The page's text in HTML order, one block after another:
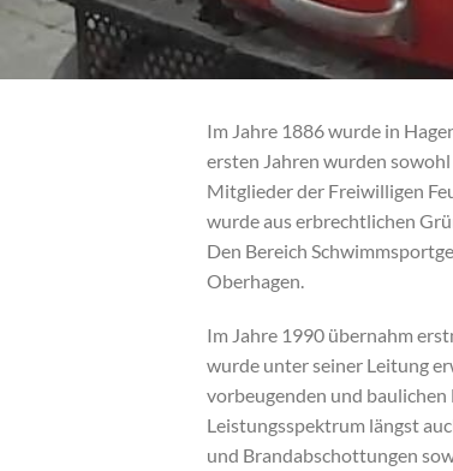
Im Jahre 1886 wurde in
ersten Jahren wurden
Mitglieder der Freiwilligen
wurde aus erbrechtlichen
Den Bereich
Oberhagen.
Im Jahre 1990 übernahm
wurde unter seiner Leitung
vorbeugenden und
Leistungsspektrum längst
und Brandabschottungen